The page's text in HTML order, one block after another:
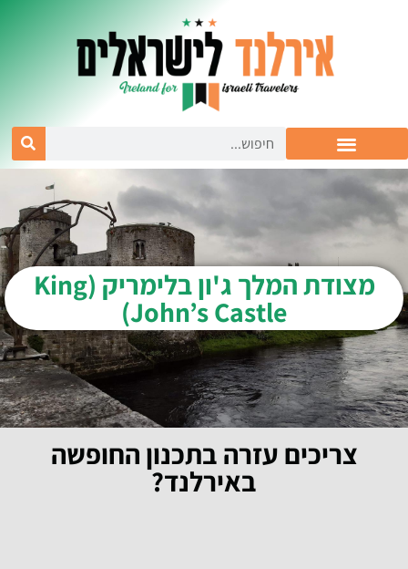
מצודת המלך ג'ון בלימריק (King
John’s Castle)
צריכים עזרה בתכנון החופשה
באירלנד?